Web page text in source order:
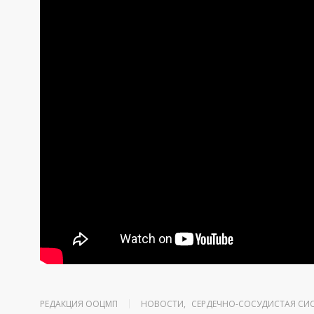
РЕДАКЦИЯ ООЦМП НОВОСТИ, СЕРДЕЧНО-СОСУДИСТАЯ